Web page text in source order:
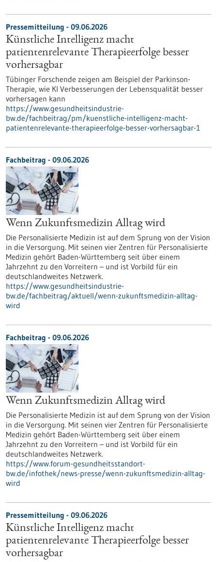
Pressemitteilung - 09.06.2026
Künstliche Intelligenz macht
patientenrelevante Therapieerfolge besser
vorhersagbar
Tübinger Forschende zeigen am Beispiel der Parkinson-
Therapie, wie KI Verbesserungen der Lebensqualität besser
vorhersagen kann
https://www.gesundheitsindustrie-
bw.de/fachbeitrag/pm/kuenstliche-intelligenz-macht-
patientenrelevante-therapieerfolge-besser-vorhersagbar-1
Fachbeitrag - 09.06.2026
Wenn Zukunftsmedizin Alltag wird
Die Personalisierte Medizin ist auf dem Sprung von der Vision
in die Versorgung. Mit seinen vier Zentren für Personalisierte
Medizin gehört Baden-Württemberg seit über einem
Jahrzehnt zu den Vorreitern – und ist Vorbild für ein
deutschlandweites Netzwerk.
https://www.gesundheitsindustrie-
bw.de/fachbeitrag/aktuell/wenn-zukunftsmedizin-alltag-
wird
Fachbeitrag - 09.06.2026
Wenn Zukunftsmedizin Alltag wird
Die Personalisierte Medizin ist auf dem Sprung von der Vision
in die Versorgung. Mit seinen vier Zentren für Personalisierte
Medizin gehört Baden-Württemberg seit über einem
Jahrzehnt zu den Vorreitern – und ist Vorbild für ein
deutschlandweites Netzwerk.
https://www.forum-gesundheitsstandort-
bw.de/infothek/news-presse/wenn-zukunftsmedizin-alltag-
wird
Pressemitteilung - 09.06.2026
Künstliche Intelligenz macht
patientenrelevante Therapieerfolge besser
vorhersagbar